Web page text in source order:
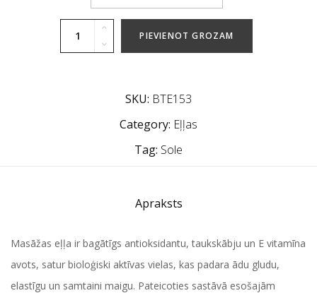
PIEVIENOT GROZAM
SKU: BTE153
Category: Eļļas
Tag: Sole
Apraksts
Masāžas eļļa ir bagātīgs antioksidantu, taukskābju un E vitamīna
avots, satur bioloģiski aktīvas vielas, kas padara ādu gludu,
elastīgu un samtaini maigu. Pateicoties sastāvā esošajām